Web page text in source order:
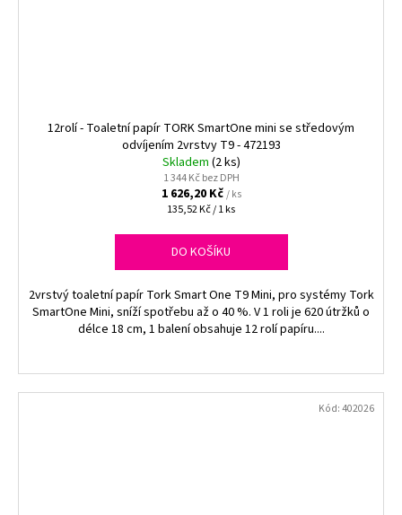
12rolí - Toaletní papír TORK SmartOne mini se středovým
odvíjením 2vrstvy T9 - 472193
Skladem (2 ks)
1 344 Kč bez DPH
1 626,20 Kč/ ks
Měrná
135,52 Kč / 1 ks
DO KOŠÍKU
2vrstvý toaletní papír Tork Smart One T9 Mini, pro systémy Tork
SmartOne Mini, sníží spotřebu až o 40 %. V 1 roli je 620 útržků o
délce 18 cm, 1 balení obsahuje 12 rolí papíru....
Kód:402026